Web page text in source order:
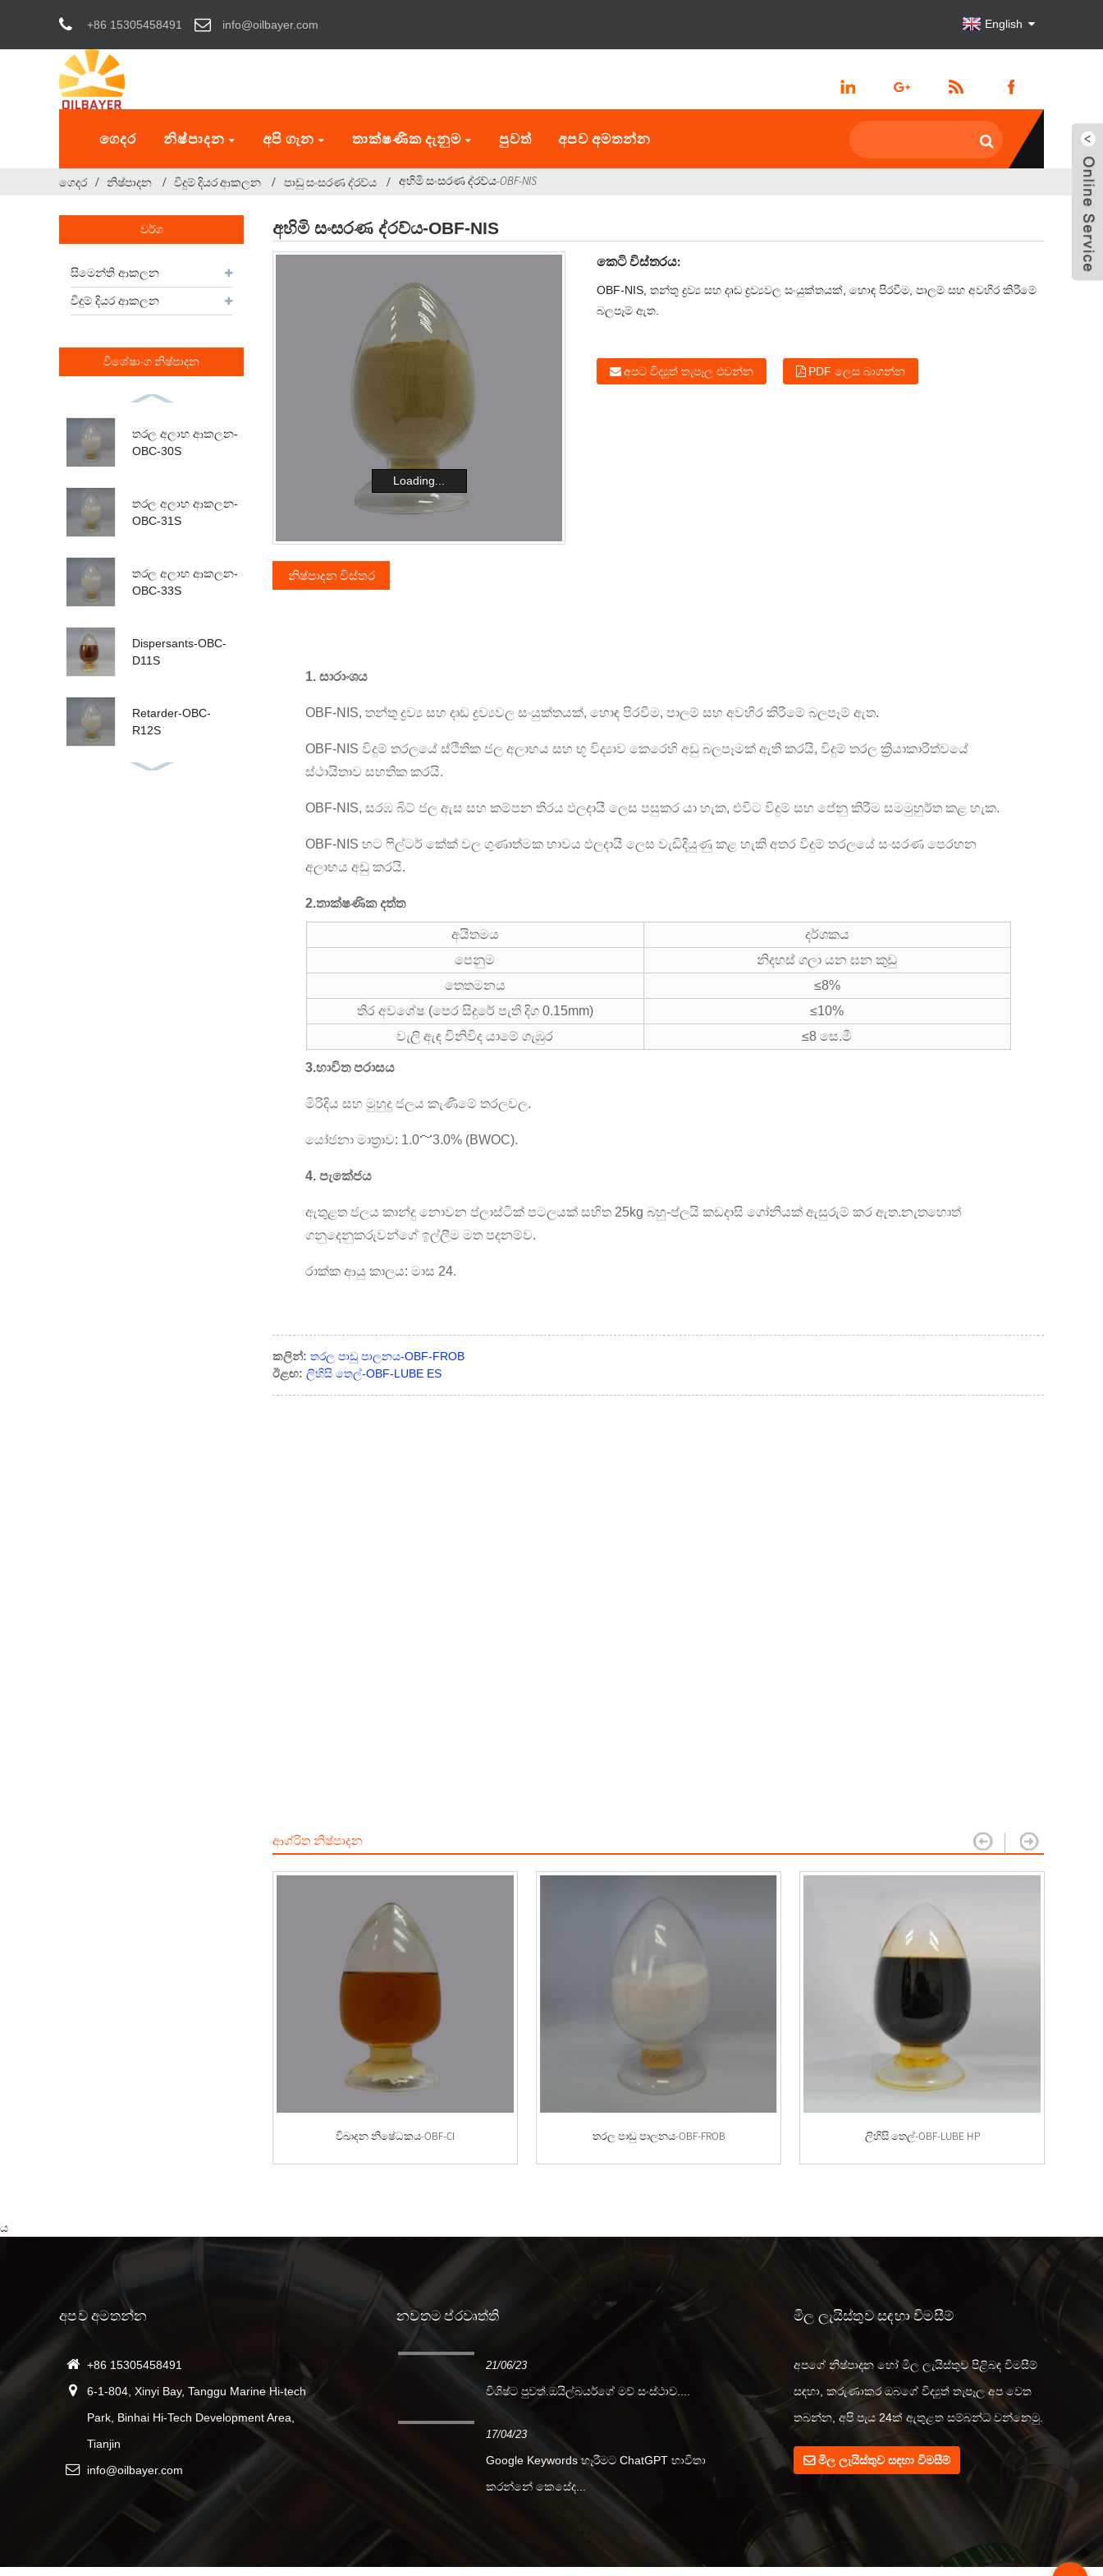
+86 15305458491 info@oilbayer.com English
ගෙදර නිෂ්පාදන අපි ගැන තාක්ෂණික දැනුම පුවත් අපව අමතන්න
ගෙදර නිෂ්පාදන විදුම් දියර ආකලන පාඩු සංසරණ ද්රව්ය අහිමි සංසරණ ද්රව්ය-OBF-NIS
වර්ග
සිමෙන්ති ආකලන
විදුම් දියර ආකලන
විශේෂාංග නිෂ්පාදන
තරල අලාභ ආකලන-
OBC-30S
තරල අලාභ ආකලන-
OBC-31S
තරල අලාභ ආකලන-
OBC-33S
Dispersants-OBC-
D11S
Retarder-OBC-
R12S
අහිමි සංසරණ ද්රව්ය-OBF-NIS
Loading...
කෙටි විස්තරය:
OBF-NIS, තන්තු ද්‍රව්‍ය සහ දෘඩ ද්‍රව්‍යවල සංයුක්තයක්, හොඳ පිරවීම, පාලම් සහ අවහිර කිරීමේ
බලපෑම් ඇත.
අපට විද්‍යුත් තැපෑල එවන්න PDF ලෙස බාගන්න
නිෂ්පාදන විස්තර
1. සාරාංශය
OBF-NIS, තන්තු ද්‍රව්‍ය සහ දෘඩ ද්‍රව්‍යවල සංයුක්තයක්, හොඳ පිරවීම, පාලම් සහ අවහිර කිරීමේ බලපෑම් ඇත.
OBF-NIS විදුම් තරලයේ ස්ථිතික ජල අලාභය සහ භූ විද්‍යාව කෙරෙහි අඩු බලපෑමක් ඇති කරයි, විදුම් තරල ක්‍රියාකාරිත්වයේ
ස්ථායිතාව සහතික කරයි.
OBF-NIS, සරඹ බිට් ජල ඇස සහ කම්පන තිරය ඵලදායී ලෙස පසුකර යා හැක, එවිට විදුම් සහ පේනු කිරීම සමමුහුර්ත කළ හැක.
OBF-NIS හට ෆිල්ටර් කේක් වල ගුණාත්මක භාවය ඵලදායී ලෙස වැඩිදියුණු කළ හැකි අතර විදුම් තරලයේ සංසරණ පෙරහන
අලාභය අඩු කරයි.
2.තාක්ෂණික දත්ත
අයිතමය
දර්ශකය
පෙනුම
නිදහස් ගලා යන ඝන කුඩු
තෙතමනය
≤8%
තිර අවශේෂ (පෙර සිදුරේ පැති දිග 0.15mm)
≤10%
වැලි ඇඳ විනිවිද යාමේ ගැඹුර
≤8 සෙ.මී
3.භාවිත පරාසය
මිරිදිය සහ මුහුදු ජලය කැණීමේ තරලවල.
යෝජනා මාත්‍රාව: 1.0～3.0% (BWOC).
4. පැකේජය
ඇතුළත ජලය කාන්දු නොවන ප්ලාස්ටික් පටලයක් සහිත 25kg බහු-ප්ලයි කඩදාසි ගෝනියක් ඇසුරුම් කර ඇත.නැතහොත්
ගනුදෙනුකරුවන්ගේ ඉල්ලීම මත පදනම්ව.
රාක්ක ආයු කාලය: මාස 24.
කලින්: තරල පාඩු පාලනය-OBF-FROB
ඊළඟ: ලිහිසි තෙල්-OBF-LUBE ES
ආශ්රිත නිෂ්පාදන
විඛාදන නිෂේධකය-OBF-CI තරල පාඩු පාලනය-OBF-FROB ලිහිසි තෙල්-OBF-LUBE HP
ය
අපව අමතන්න
+86 15305458491
6-1-804, Xinyi Bay, Tanggu Marine Hi-tech
Park, Binhai Hi-Tech Development Area,
Tianjin
info@oilbayer.com
නවතම ප්රවෘත්ති
13/08/22
දීර්ඝ කාලයක් දකින්න නැහැ!
21/06/23
විශිෂ්ට පුවත්.ඔයිල්බයර්ගේ මව් සංස්ථාව....
17/04/23
Google Keywords හෑරීමට ChatGPT භාවිතා
කරන්නේ කෙසේද...
07/04/23
පොලිමර් තරල භාවිතා කිරීම සඳහා හොඳම
භාවිතයන් ...
06/04/23
මධ්යම සහ අඩු උෂ්ණත්ව පොලිමර් තරල ...
මිල ලැයිස්තුව සඳහා විමසීම්
අපගේ නිෂ්පාදන හෝ මිල ලැයිස්තුව පිළිබඳ විමසීම්
සඳහා, කරුණාකර ඔබගේ විද්‍යුත් තැපෑල අප වෙත
තබන්න, අපි පැය 24ක් ඇතුළත සම්බන්ධ වන්නෙමු.
මිල ලැයිස්තුව සඳහා විමසීම්